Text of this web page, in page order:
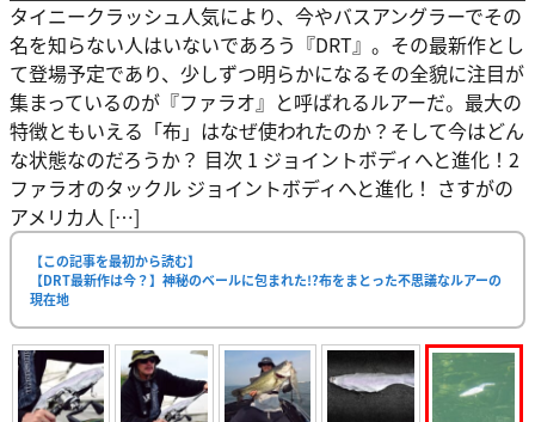
タイニークラッシュ人気により、今やバスアングラーでその
名を知らない人はいないであろう『DRT』。その最新作とし
て登場予定であり、少しずつ明らかになるその全貌に注目が
集まっているのが『ファラオ』と呼ばれるルアーだ。最大の
特徴ともいえる「布」はなぜ使われたのか？そして今はどん
な状態なのだろうか？ 目次 1 ジョイントボディへと進化！2
ファラオのタックル ジョイントボディへと進化！ さすがの
アメリカ人 […]
【この記事を最初から読む】
【DRT最新作は今？】神秘のベールに包まれた!?布をまとった不思議なルアーの
現在地